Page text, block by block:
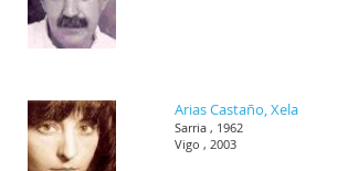
Arias Castaño, Xela
Sarria , 1962
Vigo , 2003